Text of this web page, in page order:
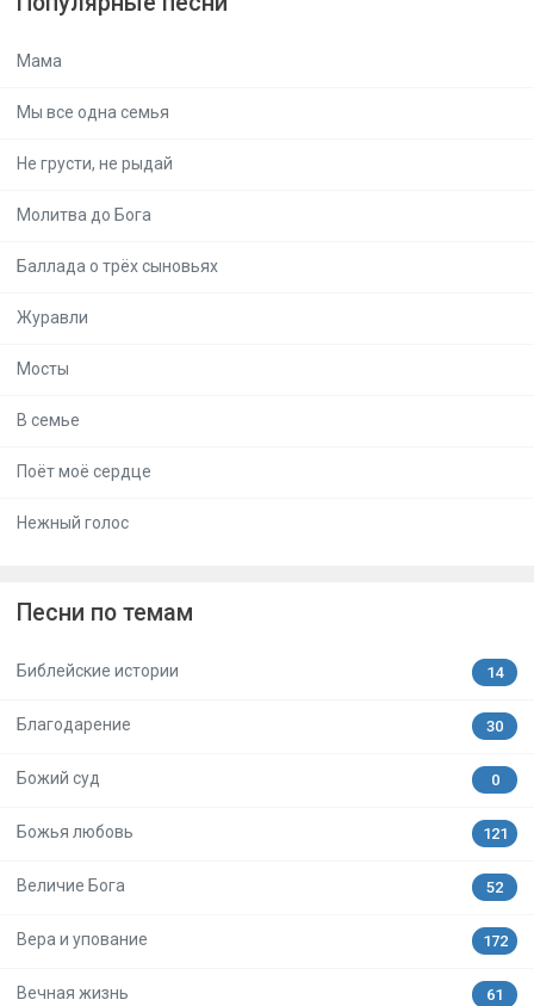
Мама
Мы все одна семья
Не грусти, не рыдай
Молитва до Бога
Баллада о трёх сыновьях
Журавли
Мосты
В семье
Поёт моё сердце
Нежный голос
Песни по темам
Библейские истории 14
Благодарение 30
Божий суд 0
Божья любовь 121
Величие Бога 52
Вера и упование 172
Вечная жизнь 61